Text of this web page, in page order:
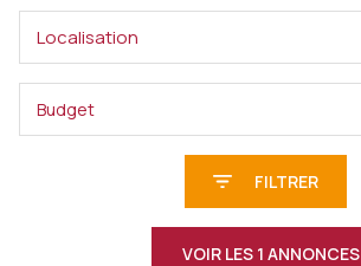
Localisation
Budget
FILTRER
VOIR LES 1 ANNONCES